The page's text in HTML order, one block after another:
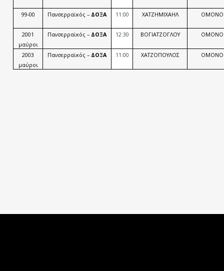
99-00 Πανσερραϊκός – ΔΟΞΑ 11:00 ΧΑΤΖΗΜΙΧΑΗΛ
2001
μαύροι
Πανσερραϊκός – ΔΟΞΑ 12:30 ΒΟΓΙΑΤΖΟΓΛΟΥ
2003
μαύροι
Πανσερραϊκός – ΔΟΞΑ 11:00 ΧΑΤΖΟΠΟΥΛΟΣ